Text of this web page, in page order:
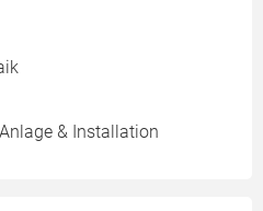
& Installation